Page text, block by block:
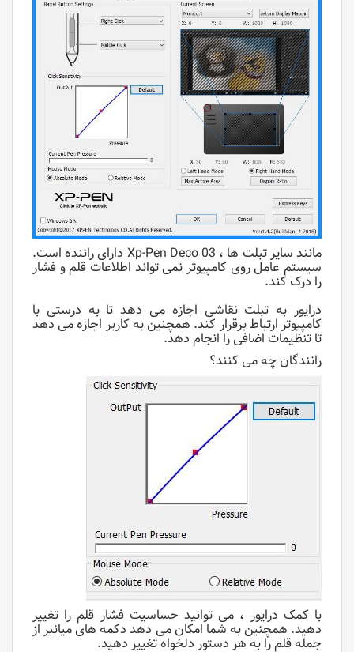
مانند سایر تبلت ها ، Xp-Pen Deco 03 دارای راننده است.
سیستم عامل روی کامپیوتر نمی تواند اطلاعات قلم و فشار
را درک کند.
درایور به تبلت نقاشی اجازه می دهد تا به درستی با
کامپیوتر ارتباط برقرار کند. همچنین به کاربر اجازه می دهد
تا تنظیمات اضافی را انجام دهد.
رانندگان چه می کنند؟
با کمک درایور ، می توانید حساسیت فشار قلم را تغییر
دهید. همچنین به شما امکان می دهد دکمه های میانبر از
جمله قلم را به هر دستور دلخواه تغییر دهید.